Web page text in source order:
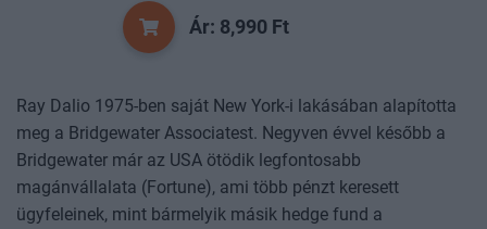
Ár: 8,990 Ft
Ray Dalio 1975-ben saját New York-i lakásában alapította
meg a Bridgewater Associatest. Negyven évvel később a
Bridgewater már az USA ötödik legfontosabb
magánvállalata (Fortune), ami több pénzt keresett
ügyfeleinek, mint bármelyik másik hedge fund a